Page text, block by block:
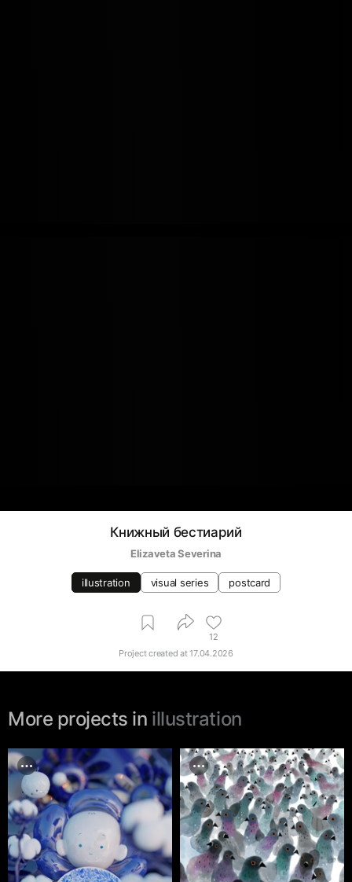
Книжный бестиарий
Elizaveta Severina
illustration visual series postcard
12
Project created at17.04.2026
More projects in illustration